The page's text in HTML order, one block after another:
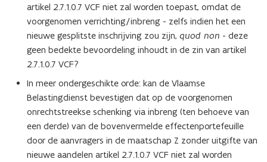
artikel 2.7.1.0.7 VCF niet zal worden toepast, omdat de
voorgenomen verrichting/inbreng - zelfs indien het een
nieuwe gesplitste inschrijving zou zijn, quod non - deze
geen bedekte bevoordeling inhoudt in de zin van artikel
2.7.1.0.7 VCF?
In meer ondergeschikte orde: kan de Vlaamse
Belastingdienst bevestigen dat op de voorgenomen
onrechtstreekse schenking via inbreng (ten behoeve van
een derde) van de bovenvermelde effectenportefeuille
door de aanvragers in de maatschap Z zonder uitgifte van
nieuwe aandelen artikel 2.7.1.0.7 VCF niet zal worden